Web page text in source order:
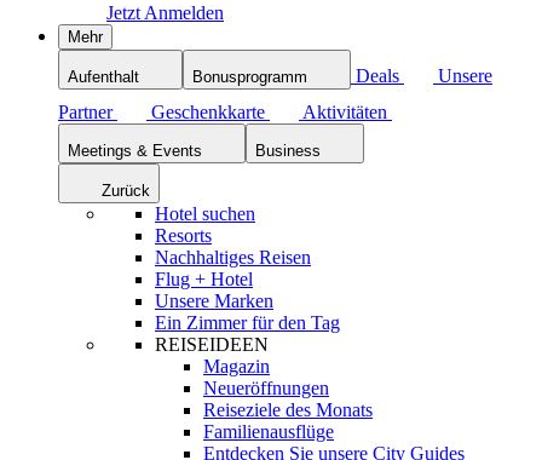
Jetzt Anmelden
Mehr
Aufenthalt Bonusprogramm Deals
Unsere
Partner
Geschenkkarte Aktivitäten
Meetings & Events Business
Zurück
Hotel suchen
Resorts
Nachhaltiges Reisen
Flug + Hotel
Unsere Marken
Ein Zimmer für den Tag
REISEIDEEN
Magazin
Neueröffnungen
Reiseziele des Monats
Familienausflüge
Entdecken Sie unsere City Guides